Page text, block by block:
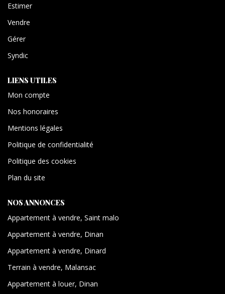
Estimer
Vendre
Gérer
Syndic
LIENS UTILES
Mon compte
Nos honoraires
Mentions légales
Politique de confidentialité
Politique des cookies
Plan du site
NOS ANNONCES
Appartement à vendre, Saint malo
Appartement à vendre, Dinan
Appartement à vendre, Dinard
Terrain à vendre, Malansac
Appartement à louer, Dinan